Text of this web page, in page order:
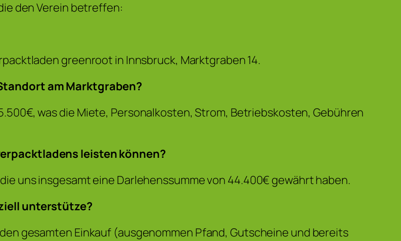
den Verein betreffen:
greenroot in Innsbruck, Marktgraben 14.
am Marktgraben?
was die Miete, Personalkosten, Strom, Betriebskosten, Gebühren
leisten können?
uns insgesamt eine Darlehenssumme von 44.400€ gewährt haben.
unterstütze?
gesamten Einkauf (ausgenommen Pfand, Gutscheine und bereits